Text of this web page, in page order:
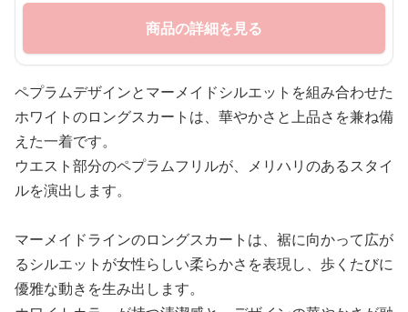
商品の詳細を見る
ペプラムデザインとマーメイドシルエットを組み合わせた
ホワイトのロングスカートは、華やかさと上品さを兼ね備
えた一着です。
ウエスト部分のペプラムフリルが、メリハリのあるスタイ
ルを演出します。
マーメイドラインのロングスカートは、裾に向かって広が
るシルエットが女性らしい柔らかさを表現し、歩くたびに
優雅な動きを生み出します。